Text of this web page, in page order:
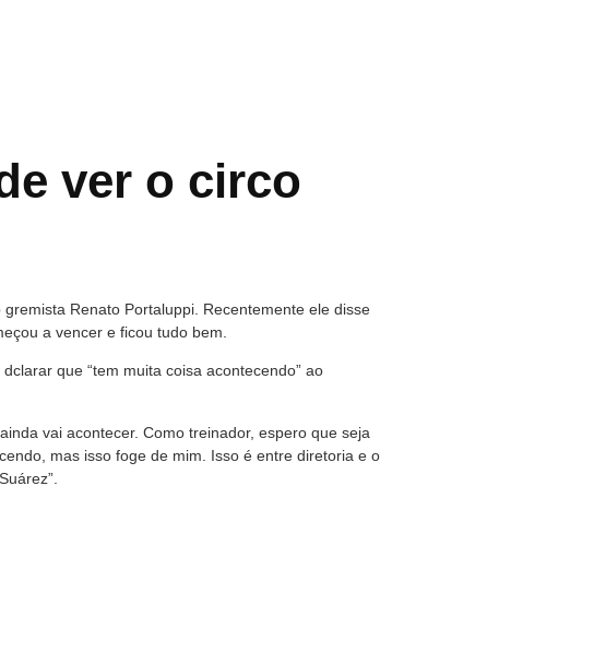
ver o circo
Renato Portaluppi. Recentemente ele disse
a vencer e ficou tudo bem.
que “tem muita coisa acontecendo” ao
vai acontecer. Como treinador, espero que seja
mas isso foge de mim. Isso é entre diretoria e o